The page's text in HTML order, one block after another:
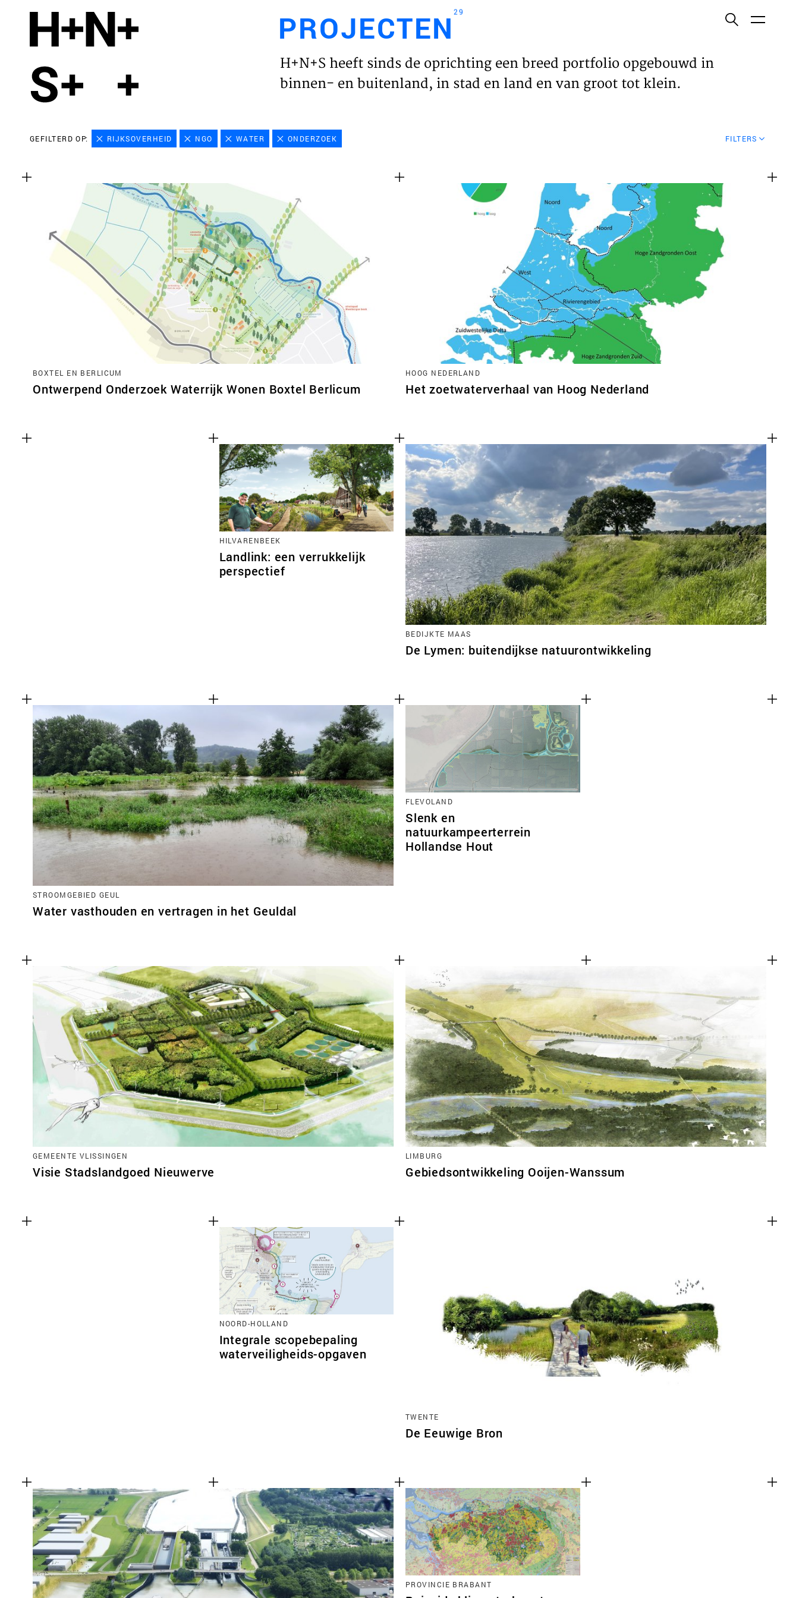
HOME
VISIE
NIEUWS
TEAM
CONTACT
PROJECTEN29
H+N+S heeft sinds de oprichting een breed portfolio opgebouwd in
binnen- en buitenland, in stad en land en van groot tot klein.
GEFILTERD OP: RIJKSOVERHEID NGO WATER ONDERZOEK FILTERS
BOXTEL EN BERLICUM
Ontwerpend Onderzoek Waterrijk Wonen Boxtel Berlicum
HOOG NEDERLAND
Het zoetwaterverhaal van Hoog Nederland
HILVARENBEEK
Landlink: een verrukkelijk
perspectief
BEDIJKTE MAAS
De Lymen: buitendijkse natuurontwikkeling
STROOMGEBIED GEUL
Water vasthouden en vertragen in het Geuldal
FLEVOLAND
Slenk en
natuurkampeerterrein
Hollandse Hout
GEMEENTE VLISSINGEN
Visie Stadslandgoed Nieuwerve
LIMBURG
Gebiedsontwikkeling Ooijen-Wanssum
NOORD-HOLLAND
Integrale scopebepaling
waterveiligheids-opgaven
TWENTE
De Eeuwige Bron
PROVINCIE BRABANT